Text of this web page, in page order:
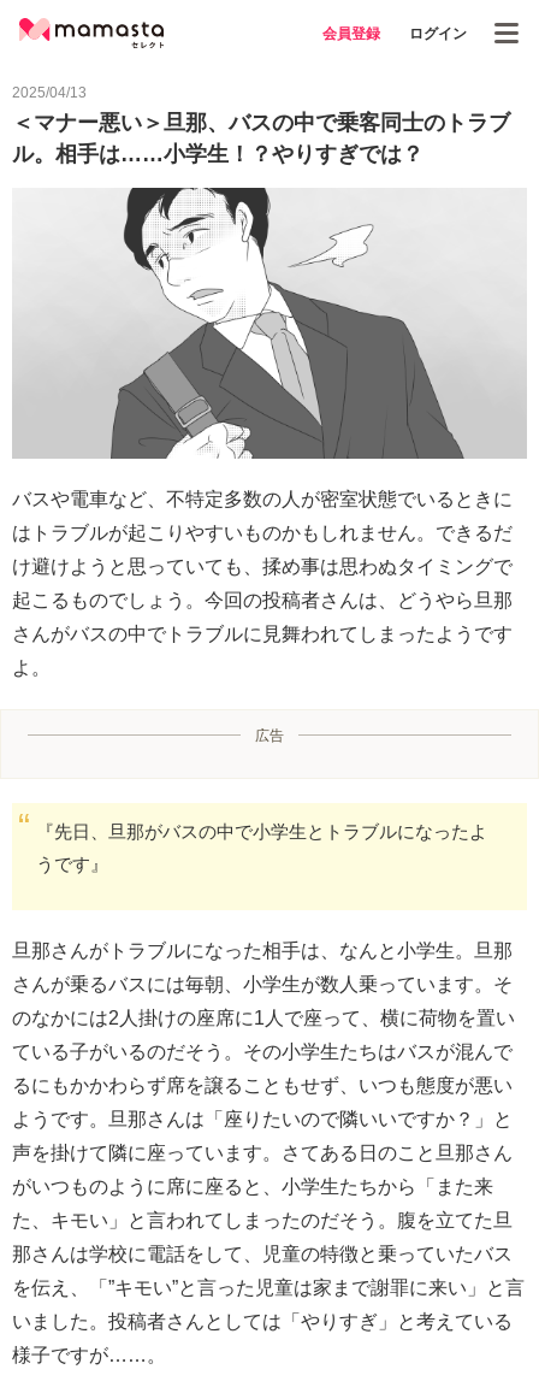
会員登録 ログイン
2025/04/13
＜マナー悪い＞旦那、バスの中で乗客同士のトラブ
ル。相手は……小学生！？やりすぎでは？
バスや電車など、不特定多数の人が密室状態でいるときに
はトラブルが起こりやすいものかもしれません。できるだ
け避けようと思っていても、揉め事は思わぬタイミングで
起こるものでしょう。今回の投稿者さんは、どうやら旦那
さんがバスの中でトラブルに見舞われてしまったようです
よ。
広告
『先日、旦那がバスの中で小学生とトラブルになったよ
うです』
旦那さんがトラブルになった相手は、なんと小学生。旦那
さんが乗るバスには毎朝、小学生が数人乗っています。そ
のなかには2人掛けの座席に1人で座って、横に荷物を置い
ている子がいるのだそう。その小学生たちはバスが混んで
るにもかかわらず席を譲ることもせず、いつも態度が悪い
ようです。旦那さんは「座りたいので隣いいですか？」と
声を掛けて隣に座っています。さてある日のこと旦那さん
がいつものように席に座ると、小学生たちから「また来
た、キモい」と言われてしまったのだそう。腹を立てた旦
那さんは学校に電話をして、児童の特徴と乗っていたバス
を伝え、「”キモい”と言った児童は家まで謝罪に来い」と言
いました。投稿者さんとしては「やりすぎ」と考えている
様子ですが……。